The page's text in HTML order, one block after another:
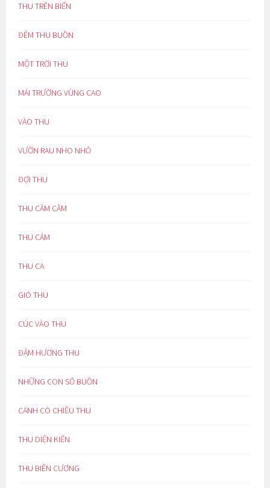
THU TRÊN BIỂN
ĐÊM THU BUỒN
MỘT TRỜI THU
MÁI TRƯỜNG VÙNG CAO
VÀO THU
VƯỜN RAU NHO NHỎ
ĐỢI THU
THU CĂM CĂM
THU CẢM
THU CA
GIÓ THU
CÚC VÀO THU
ĐẬM HƯƠNG THU
NHỮNG CON SỐ BUỒN
CÁNH CÒ CHIỀU THU
THU DIỆN KIẾN
THU BIÊN CƯƠNG